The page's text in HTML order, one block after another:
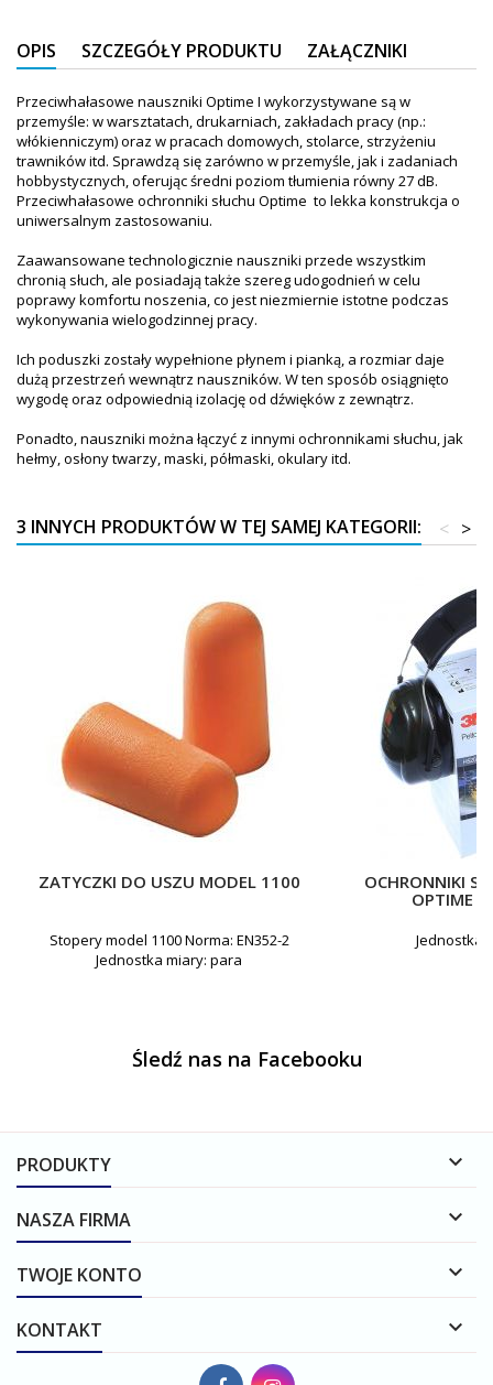
OPIS SZCZEGÓŁY PRODUKTU ZAŁĄCZNIKI
Przeciwhałasowe nauszniki Optime I wykorzystywane są w
przemyśle: w warsztatach, drukarniach, zakładach pracy (np.:
włókienniczym) oraz w pracach domowych, stolarce, strzyżeniu
trawników itd. Sprawdzą się zarówno w przemyśle, jak i zadaniach
hobbystycznych, oferując średni poziom tłumienia równy 27 dB.
Przeciwhałasowe ochronniki słuchu Optime to lekka konstrukcja o
uniwersalnym zastosowaniu.
Zaawansowane technologicznie nauszniki przede wszystkim
chronią słuch, ale posiadają także szereg udogodnień w celu
poprawy komfortu noszenia, co jest niezmiernie istotne podczas
wykonywania wielogodzinnej pracy.
Ich poduszki zostały wypełnione płynem i pianką, a rozmiar daje
dużą przestrzeń wewnątrz nauszników. W ten sposób osiągnięto
wygodę oraz odpowiednią izolację od dźwięków z zewnątrz.
Ponadto, nauszniki można łączyć z innymi ochronnikami słuchu, jak
hełmy, osłony twarzy, maski, półmaski, okulary itd.
3 INNYCH PRODUKTÓW W TEJ SAMEJ KATEGORII: >
<
ZATYCZKI DO USZU MODEL 1100
Stopery model 1100 Norma: EN352-2
Jednostka miary: para
OCHRONNIKI
OPTIME II
Jednostka
Śledź nas na Facebooku
PRODUKTY 
NASZA FIRMA 
TWOJE KONTO 
KONTAKT 